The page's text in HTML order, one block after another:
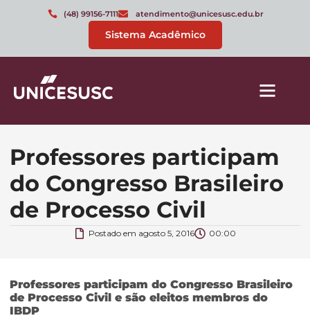
(48) 99156-7111 atendimento@unicesusc.edu.br
Sistema Acadêmico
Professores participam
do Congresso Brasileiro
de Processo Civil
Postado em agosto 5, 2016 00:00
Professores participam do Congresso Brasileiro
de Processo Civil e são eleitos membros do
IBDP